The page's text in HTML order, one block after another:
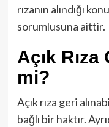
rızanın alındığı
sorumlusuna aittir.
Açık
mi?
Açık rıza geri
bağlı bir haktır.